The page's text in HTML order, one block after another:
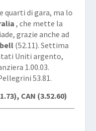
quarti di gara, ma lo
, che mette la
grazie anche ad
(52.11). Settima
Uniti argento,
1.00.03.
53.81.
CAN (3.52.60)